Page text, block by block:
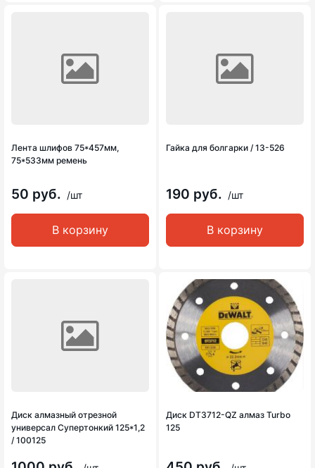
Лента шлифов 75*457мм,
75*533мм ремень
50 руб. /шт
В корзину
Гайка для болгарки / 13-526
190 руб. /шт
В корзину
Диск алмазный отрезной
универсал Супертонкий 125*1,2
/ 100125
Диск DT3712-QZ алмаз Turbo
125